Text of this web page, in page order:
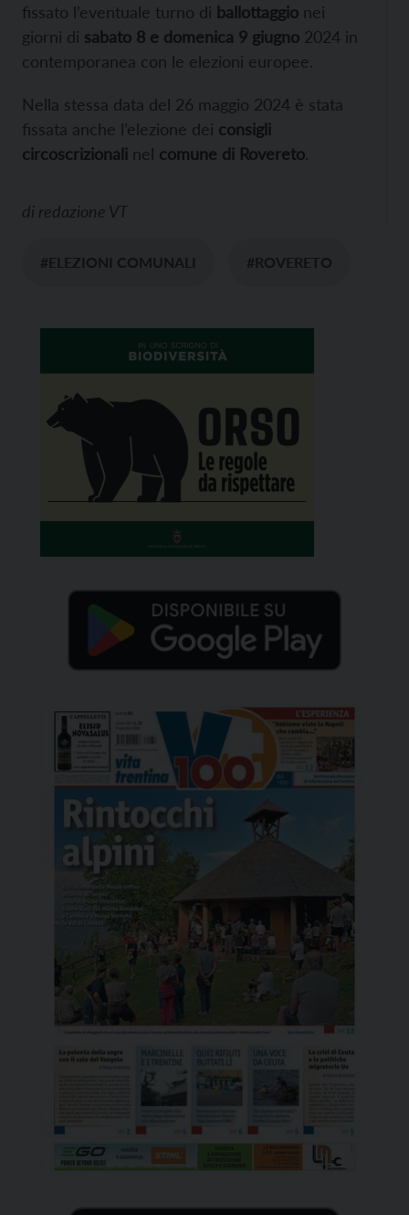
fissato l’eventuale turno di ballottaggio nei
giorni di sabato 8 e domenica 9 giugno 2024 in
contemporanea con le elezioni europee.
Nella stessa data del 26 maggio 2024 è stata
fissata anche l’elezione dei consigli
circoscrizionali nel comune di Rovereto.
di redazione VT
#ELEZIONI COMUNALI #ROVERETO